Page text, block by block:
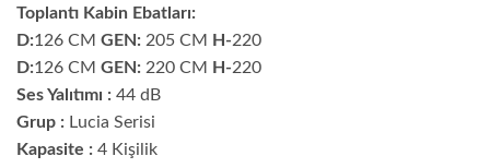
Toplantı Kabin Ebatları:
D:126 CM GEN: 205 CM H-220
D:126 CM GEN: 220 CM H-220
Ses Yalıtımı : 44 dB
Grup : Lucia Serisi
Kapasite : 4 Kişilik